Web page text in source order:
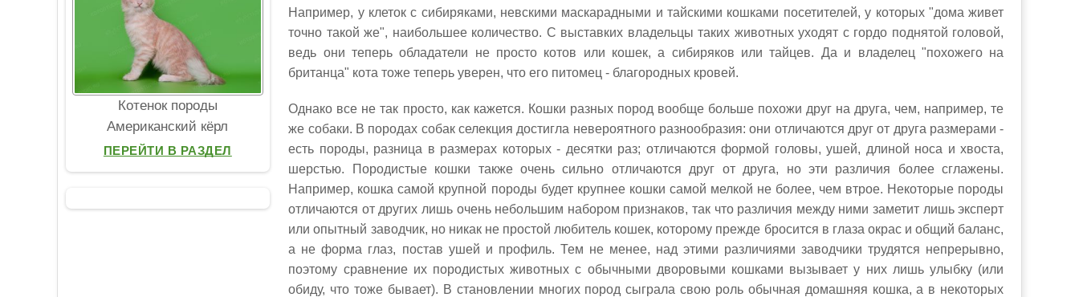
Например, у клеток с сибиряками, невскими маскарадными и тайскими кошками посетителей, у которых "дома живет
точно такой же", наибольшее количество. С выставких владельцы таких животных уходят с гордо поднятой головой,
ведь они теперь обладатели не просто котов или кошек, а сибиряков или тайцев. Да и владелец "похожего на
британца" кота тоже теперь уверен, что его питомец - благородных кровей.
Однако все не так просто, как кажется. Кошки разных пород вообще больше похожи друг на друга, чем, например, те
же собаки. В породах собак селекция достигла невероятного разнообразия: они отличаются друг от друга размерами -
есть породы, разница в размерах которых - десятки раз; отличаются формой головы, ушей, длиной носа и хвоста,
шерстью. Породистые кошки также очень сильно отличаются друг от друга, но эти различия более сглажены.
Например, кошка самой крупной породы будет крупнее кошки самой мелкой не более, чем втрое. Некоторые породы
отличаются от других лишь очень небольшим набором признаков, так что различия между ними заметит лишь эксперт
или опытный заводчик, но никак не простой любитель кошек, которому прежде бросится в глаза окрас и общий баланс,
а не форма глаз, постав ушей и профиль. Тем не менее, над этими различиями заводчики трудятся непрерывно,
поэтому сравнение их породистых животных с обычными дворовыми кошками вызывает у них лишь улыбку (или
обиду, что тоже бывает). В становлении многих пород сыграла свою роль обычная домашняя кошка, а в некоторых
Котенок породы
Американский кёрл
ПЕРЕЙТИ В РАЗДЕЛ